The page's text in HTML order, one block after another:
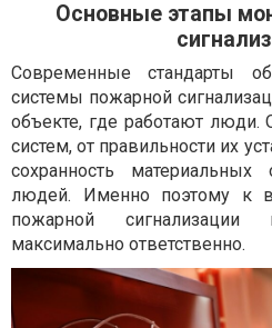
Основные этапы
Современные стандарты
системы пожарной
объекте, где работают люди.
систем, от правильности их
сохранность
людей. Именно поэтому к
пожарной сигнализации
максимально ответственно.